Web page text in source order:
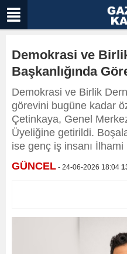
Demokrasi ve
Başkanlığında
Demokrasi ve Birlik
görevini bugüne kadar
Çetinkaya, Genel
Üyeliğine getirildi.
ise genç iş insanı İlhami
GÜNCEL - 24-06-2026 18:04